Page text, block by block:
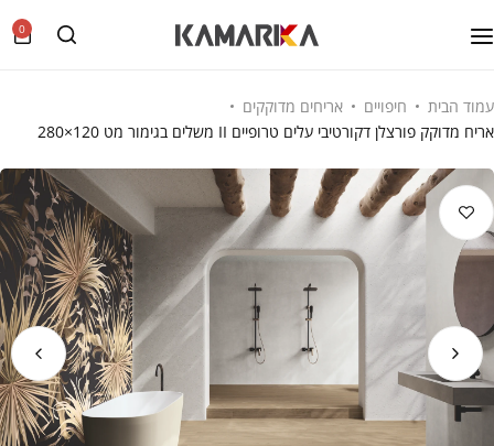
0
עמוד הבית חיפויים
אריחים מדוקקים
אריח מדוקק פורצלן דקורטיבי עלים טרופיים II משלים בגימור מט 120×280